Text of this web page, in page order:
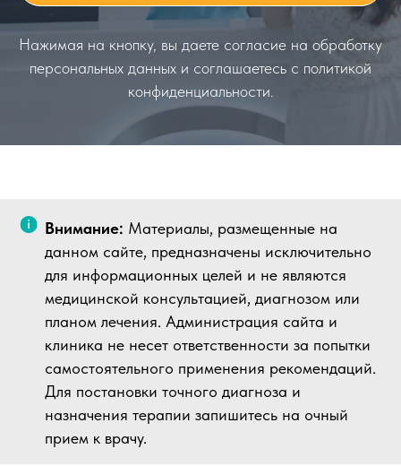
Нажимая на кнопку, вы даете согласие на обработку
персональных данных и соглашаетесь c политикой
конфиденциальности.
Внимание: Материалы, размещенные на
данном сайте, предназначены исключительно
для информационных целей и не являются
медицинской консультацией, диагнозом или
планом лечения. Администрация сайта и
клиника не несет ответственности за попытки
самостоятельного применения рекомендаций.
Для постановки точного диагноза и
назначения терапии запишитесь на очный
прием к врачу.